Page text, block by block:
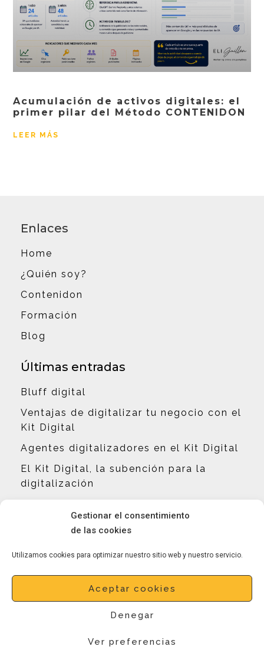
Gestionar el consentimiento
de las cookies
Utilizamos cookies para optimizar nuestro sitio web y nuestro servicio.
Aceptar cookies
Denegar
Ver preferencias
Acumulación de activos digitales: el
primer pilar del Método CONTENIDON
LEER MÁS
Enlaces
Home
¿Quién soy?
Contenidon
Formación
Blog
Últimas entradas
Bluff digital
Ventajas de digitalizar tu negocio con el
Kit Digital
Agentes digitalizadores en el Kit Digital
El Kit Digital, la subención para la
digitalización
Contacto
646731089
Política de Privacidad